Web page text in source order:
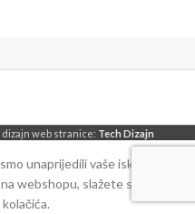
dizajn web stranice: Tech Dizajn
unaprijedili vaše iskustvo
webshopu, slažete se sa